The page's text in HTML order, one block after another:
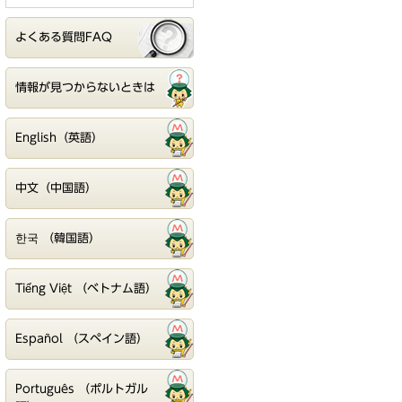
よくある質問FAQ
情報が見つからないときは
English（英語）
中文（中国語）
한국 （韓国語）
Tiếng Việt （ベトナム語）
Español （スペイン語）
Português （ポルトガル